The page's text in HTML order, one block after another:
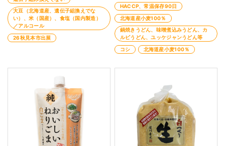
大豆（北海道産、遺伝子組換えでな
い）、米（国産）、食塩（国内製造）
／アルコール
26秋見本市出展
HACCP、常温保存90日
北海道産小麦100％
鍋焼きうどん、味噌煮込みうどん、カ
ルビうどん、ユッケジャンうどん等
コシ
北海道産小麦100％